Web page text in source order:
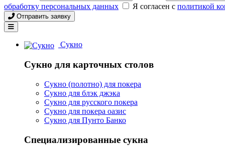
обработку персональных данных
Я согласен с политикой
Отправить заявку
Сукно
Сукно для карточных столов
Сукно (полотно) для покера
Сукно для блэк джэка
Сукно для русского покера
Сукно для покера оазис
Сукно для Пунто Банко
Специализированные сукна